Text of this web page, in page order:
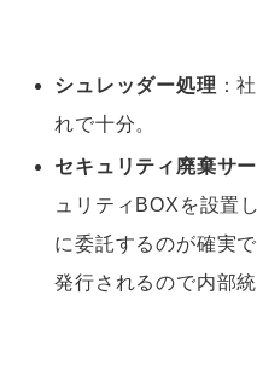
シュレッダー処理 ：
れで十分。
セキュリティ廃棄サ
ュリティBOXを設置
に委託するのが確実
発行されるので内部